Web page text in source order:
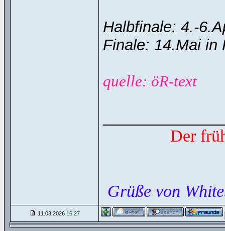
Halbfinale: 4.-
Finale: 14.Mai in
quelle: öR-text
Der
Grüße von
11.03.2026 16:27